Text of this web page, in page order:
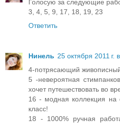
Голосую за следующие
3, 4, 5, 9, 17, 18, 19, 23
Ответить
Нинель 25 октября 2011 г.
4-потрясающий
5 -невероятная
хочет путешествовать во
16 - модная коллекция на
класс!
18 - 1000% ручная